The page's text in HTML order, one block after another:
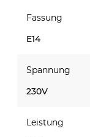
Fassung
E14
Spannung
230V
Leistung